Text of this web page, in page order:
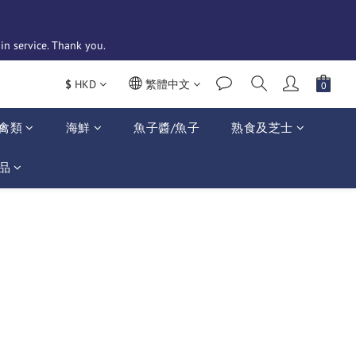
service. Thank you.
$ HKD 繁體中文
類 海鮮 魚子醬/魚子 熟食及芝士